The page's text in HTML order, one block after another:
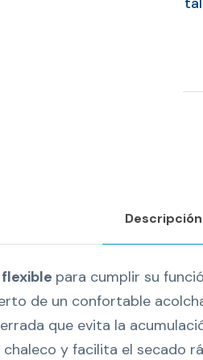
Descripción
para cumplir su
de un confortable
que evita la
y facilita el secado